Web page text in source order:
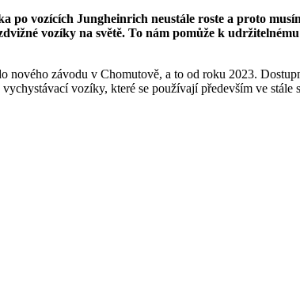
po vozících Jungheinrich neustále roste a proto
vozíky na světě. To nám pomůže k
nového závodu v Chomutově, a to od roku 2023.
vozíky, které se používají především ve stále